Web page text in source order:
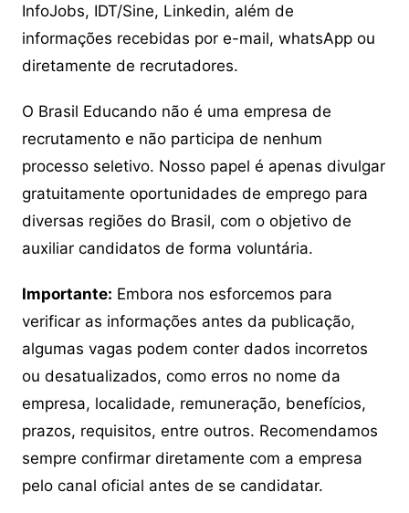
InfoJobs, IDT/Sine, Linkedin, além de
informações recebidas por e-mail, whatsApp ou
diretamente de recrutadores.
O Brasil Educando não é uma empresa de
recrutamento e não participa de nenhum
processo seletivo. Nosso papel é apenas divulgar
gratuitamente oportunidades de emprego para
diversas regiões do Brasil, com o objetivo de
auxiliar candidatos de forma voluntária.
Importante: Embora nos esforcemos para
verificar as informações antes da publicação,
algumas vagas podem conter dados incorretos
ou desatualizados, como erros no nome da
empresa, localidade, remuneração, benefícios,
prazos, requisitos, entre outros. Recomendamos
sempre confirmar diretamente com a empresa
pelo canal oficial antes de se candidatar.